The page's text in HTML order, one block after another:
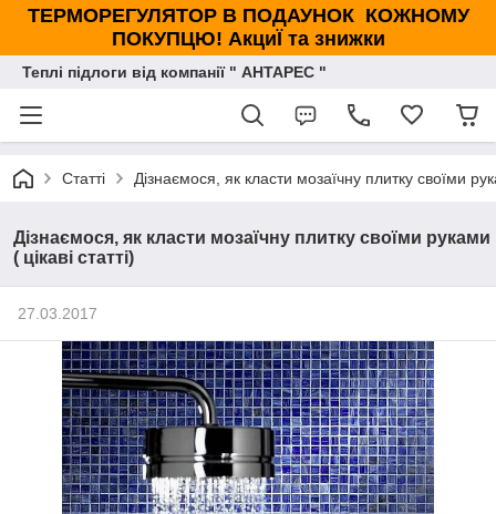
ТЕРМОРЕГУЛЯТОР В ПОДАУНОК КОЖНОМУ
ПОКУПЦЮ! АкциЇ та знижки
Теплі підлоги від компанії " АНТАРЕС "
Статті Дізнаємося, як класти мозаїчну плитку своїми
Дізнаємося, як класти мозаїчну плитку своїми руками
( цікаві статті)
27.03.2017